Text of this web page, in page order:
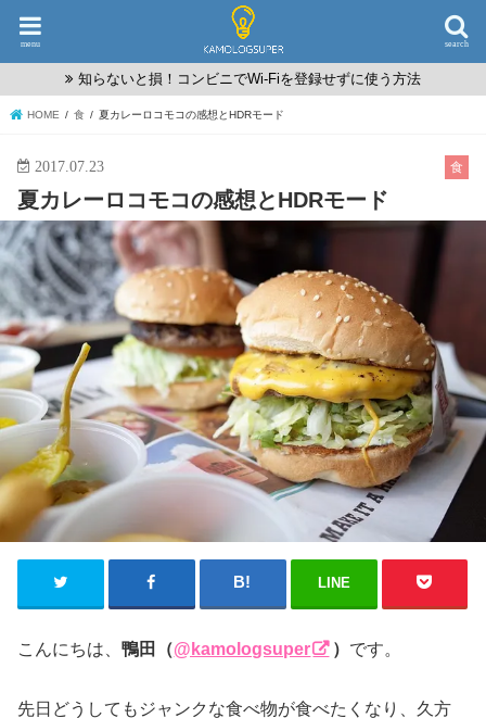
search
menu
知らないと損！コンビニでWi-Fiを登録せずに使う方法
HOME 食 夏カレーロコモコの感想とHDRモード
食
2017.07.23
夏カレーロコモコの感想とHDRモード
LINE
こんにちは、鴨田（@kamologsuper ） です。
先日どうしてもジャンクな食べ物が食べたくなり、久方